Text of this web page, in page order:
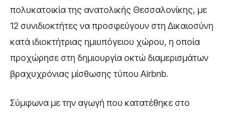
πολυκατοικία της ανατολικής Θεσσαλονίκης, με
12 συνιδιοκτήτες να προσφεύγουν στη Δικαιοσύνη
κατά ιδιοκτήτριας ημιυπόγειου χώρου, η οποία
προχώρησε στη δημιουργία οκτώ διαμερισμάτων
βραχυχρόνιας μίσθωσης τύπου Airbnb.
Σύμφωνα με την αγωγή που κατατέθηκε στο